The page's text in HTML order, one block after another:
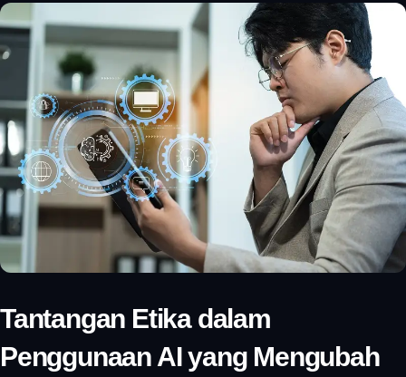
Tantangan Etika dalam
Penggunaan AI yang Mengubah